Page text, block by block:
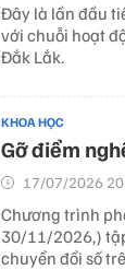
Đây là lần đầu
với chuỗi hoạt
Đắk Lắk.
KHOA HỌC
Gỡ điểm
17/07/2026
Chương trình
30/11/2026,)
chuyển đổi số